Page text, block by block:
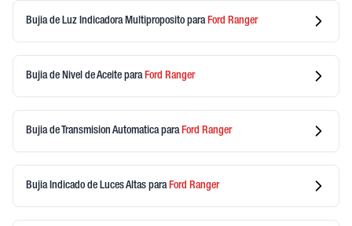
Bujia de Luz Indicadora Multiproposito para Ford Ranger
Bujia de Nivel de Aceite para Ford Ranger
Bujia de Transmision Automaticapara Ford Ranger
Bujia Indicado de Luces Altas para Ford Ranger